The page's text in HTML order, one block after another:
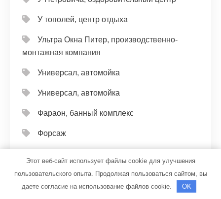
У тополей, центр отдыха
Ультра Окна Питер, производственно-
монтажная компания
Универсал, автомойка
Универсал, автомойка
Фараон, банный комплекс
Форсаж
Хантер сервис, автокомплекс
Этот веб-сайт использует файлы cookie для улучшения
пользовательского опыта. Продолжая пользоваться сайтом, вы
даете согласие на использование файлов cookie.
OK